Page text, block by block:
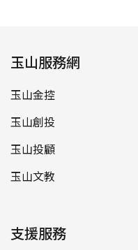
玉山服務網
玉山金控
玉山創投
玉山投顧
玉山文教
支援服務